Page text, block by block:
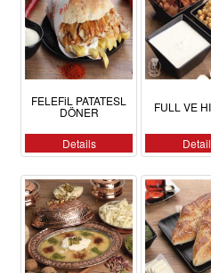
FELEFiL PATATESL
DÖNER
Details
FULL VE